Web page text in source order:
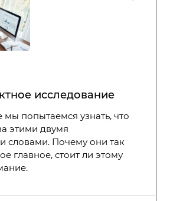
исследование
мы попытаемся узнать, что
этими двумя
словами. Почему они так
главное, стоит ли этому